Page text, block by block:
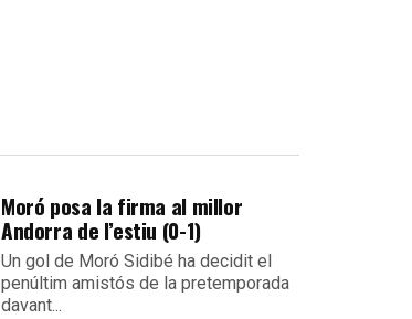
Moró posa la firma al millor
Andorra de l’estiu (0-1)
Un gol de Moró Sidibé ha decidit el
penúltim amistós de la pretemporada
davant...